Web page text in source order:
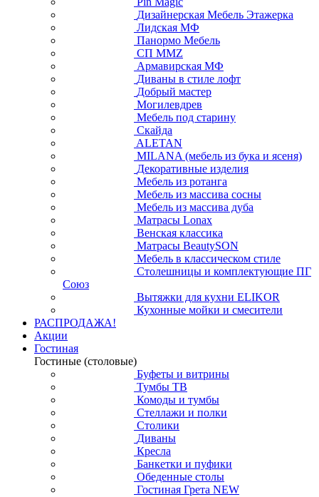
Дизайнерская Мебель Этажерка
Лидская МФ
Панормо Мебель
СП ММZ
Армавирская МФ
Диваны в стиле лофт
Добрый мастер
Могилевдрев
Мебель под старину
Скайда
ALETAN
MILANA (мебель из бука и ясеня)
Декоративные изделия
Мебель из ротанга
Мебель из массива сосны
Мебель из массива дуба
Матрасы Lonax
Венская классика
Матрасы BeautySON
Мебель в классическом стиле
Столешницы и комплектующие ПГ
Союз
Вытяжки для кухни ELIKOR
Кухонные мойки и смесители
РАСПРОДАЖА!
Акции
Гостиная
Гостиные (столовые)
Буфеты и витрины
Тумбы ТВ
Комоды и тумбы
Стеллажи и полки
Столики
Диваны
Кресла
Банкетки и пуфики
Обеденные столы
Гостиная Грета NEW